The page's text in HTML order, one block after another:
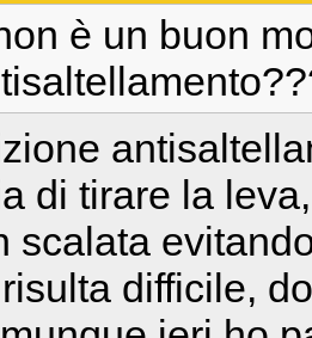
è un buon
di tirare la
scalata
difficile,